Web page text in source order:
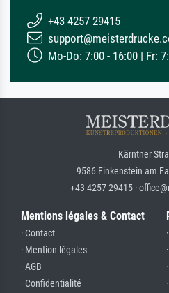
+43 4257 29415
Mo-Do: 7:00 - 16:00 | Fr:
Kärntner
9586 Finkenstein am
+43 4257 29415 ·
Mentions légales & Contact
· Contact
· Mention légales
· AGB
· Confidentialité